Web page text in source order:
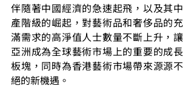
伴隨著中國經濟的急速起飛，以及其中
產階級的崛起，對藝術品和奢侈品的充
滿需求的高淨值人士數量不斷上升，讓
亞洲成為全球藝術市場上的重要的成長
板塊，同時為香港藝術市場帶來源源不
絕的新機遇。